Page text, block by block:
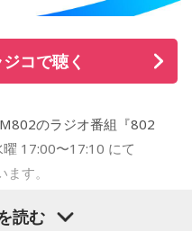
自分を目指す、という意
ンションをあげて、本音
Z世代の親友」だと思って
コで聴く
のラジオ番組『802
曜 17:00〜17:10 にて
す。
なったここ大阪。そんな
読む